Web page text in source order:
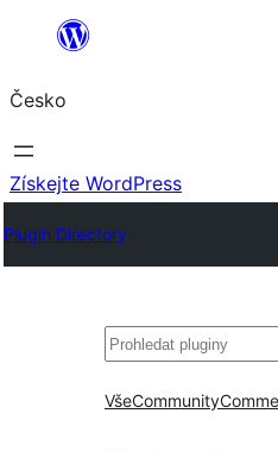
Přeskočit
obsah
Česko
Získejte WordPress
Plugin Directory
Hledat
VšeCommunity